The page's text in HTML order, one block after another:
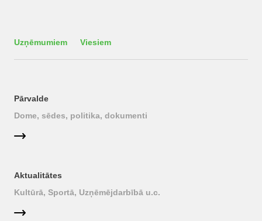
Uzņēmumiem Viesiem
Pārvalde
Dome, sēdes, politika, dokumenti
Aktualitātes
Kultūrā, Sportā, Uzņēmējdarbībā u.c.